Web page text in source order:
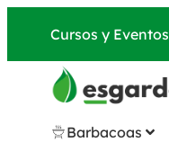
Cursos y Eventos
Barbacoas